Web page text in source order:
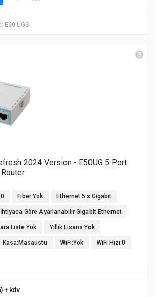
E60iUGS
2024 Version - E50UG 5 Port
Fiber:Yok Ethernet:5 x Gigabit
İhtiyaca Göre Ayarlanabilir Gigabit Ethernet
Liste:Yok Yıllık Lisans:Yok
Kasa:Masaüstü WiFi:Yok WiFi Hızı:0
+ kdv